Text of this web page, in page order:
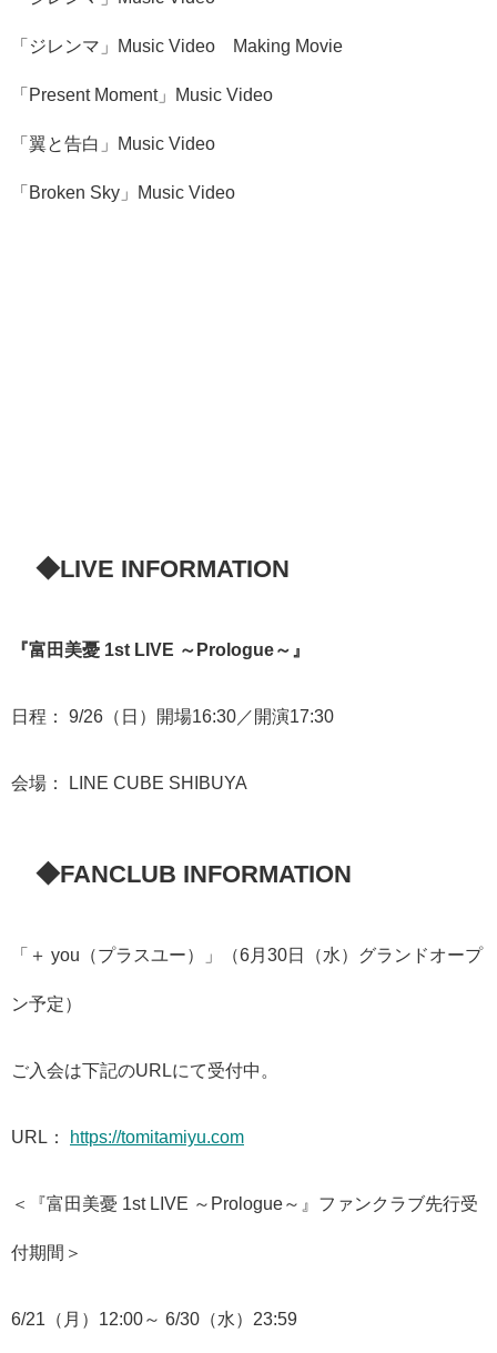
「ジレンマ」Music Video Making Movie
「Present Moment」Music Video
「翼と告白」Music Video
「Broken Sky」Music Video
◆LIVE INFORMATION
『富田美憂 1st LIVE ～Prologue～』
日程： 9/26（日）開場16:30／開演17:30
会場： LINE CUBE SHIBUYA
◆FANCLUB INFORMATION
「＋ you（プラスユー）」（6月30日（水）グランドオープ
ン予定）
ご入会は下記のURLにて受付中。
URL： https://tomitamiyu.com
＜『富田美憂 1st LIVE ～Prologue～』ファンクラブ先行受
付期間＞
6/21（月）12:00～ 6/30（水）23:59